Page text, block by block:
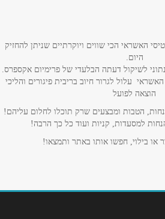
האשראי הכי שווים ויוקרתיים שניתן להחזיק
היום.
לשיקול דעתה הבלעדי של פרימיום אקספרס.
עלול לגרור חיוב בריבית פיגורים והליכי
הוצאה לפועל
הטבות ומבצעים שרק תוכלו לחלום עליהם!
למסעדות, קניות ועוד כל כך הרבה!
או בילוי, חפשו אותו באתר ותמצאו!